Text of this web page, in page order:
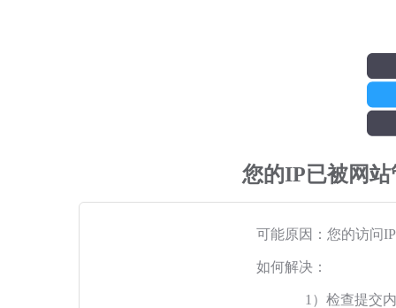
您的IP已被网
可能原因：您的访问
如何解决：
1）检查提交